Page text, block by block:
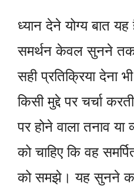
ध्यान देने योग्य बात
समर्थन केवल सुनने तक
सही प्रतिक्रिया देना
किसी मुद्दे पर चर्चा
पर होने वाला तनाव या
को चाहिए कि वह
को समझे। यह सुनने का